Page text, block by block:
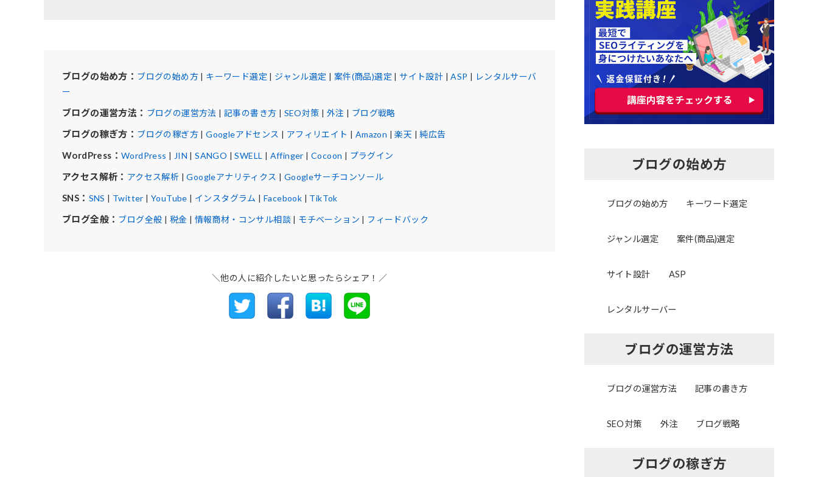
ブログの始め方： ブログの始め方 | キーワード選定 | ジャンル選定 | 案件(商品)選定 | サイト設計 |ASP | レンタルサーバ
ー
ブログの運営方法： ブログの運営方法 |記事の書き方 | SEO対策 | 外注 | ブログ戦略
ブログの稼ぎ方： ブログの稼ぎ方 |Googleアドセンス | アフィリエイト | Amazon |楽天 |純広告
WordPress： WordPress | JIN |SANGO |SWELL | Affinger |Cocoon | プラグイン
アクセス解析： アクセス解析 |Googleアナリティクス | Googleサーチコンソール
SNS： SNS | Twitter |YouTube | インスタグラム |Facebook | TikTok
ブログ全般： ブログ全般 | 税金 | 情報商材・コンサル相談 | モチベーション | フィードバック
＼他の人に紹介したいと思ったらシェア！／
ブログの始め方
ブログの始め方 キーワード選定
ジャンル選定 案件(商品)選定
サイト設計 ASP
レンタルサーバー
ブログの運営方法
ブログの運営方法 記事の書き方
SEO対策 外注 ブログ戦略
ブログの稼ぎ方